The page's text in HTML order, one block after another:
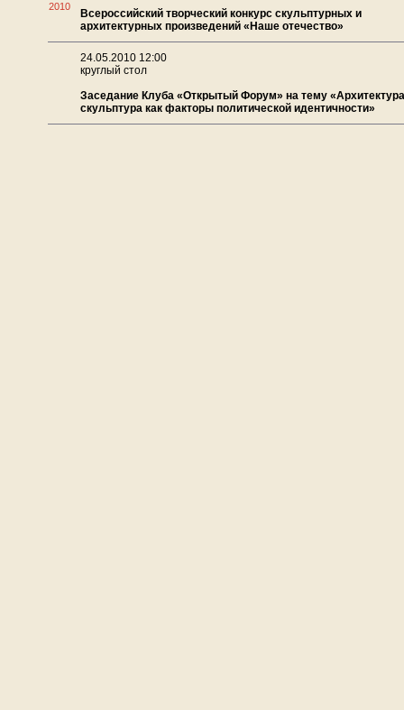
2010
Всероссийский творческий конкурс скульптурных и
архитектурных произведений «Наше отечество»
24.05.2010 12:00
круглый стол
Заседание Клуба «Открытый Форум» на тему
скульптура как факторы политической идентичности»